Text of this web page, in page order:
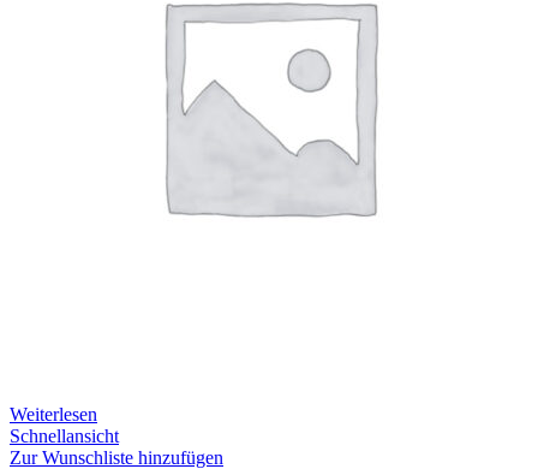
Weiterlesen
Schnellansicht
Zur Wunschliste hinzufügen